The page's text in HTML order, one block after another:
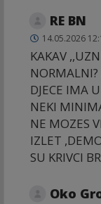
RE BN
14.05.2026
KAKAV
DJECE IMA
NEKI
NE MOZES
IZLET
SU KRIVCI
Oko